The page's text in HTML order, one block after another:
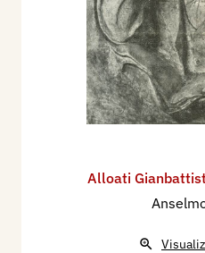
Alloati